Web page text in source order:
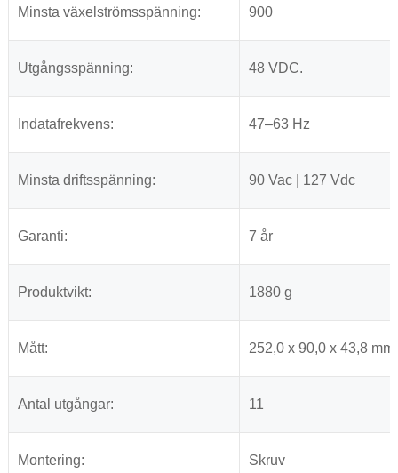
Minsta växelströmsspänning: 900
Utgångsspänning: 48 VDC.
Indatafrekvens: 47–63 Hz
Minsta driftsspänning: 90 Vac | 127 Vdc
Garanti: 7 år
Produktvikt: 1880 g
Mått: 252,0 x 90,0 x 43,8 mm
Antal utgångar: 11
Montering: Skruv